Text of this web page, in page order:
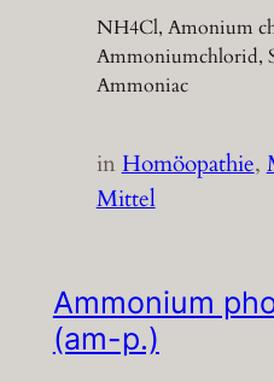
NH4Cl, Amonium
Ammoniumchlorid,
Ammoniac
inHomöopathie,
Mittel
Ammonium
(am-p.)